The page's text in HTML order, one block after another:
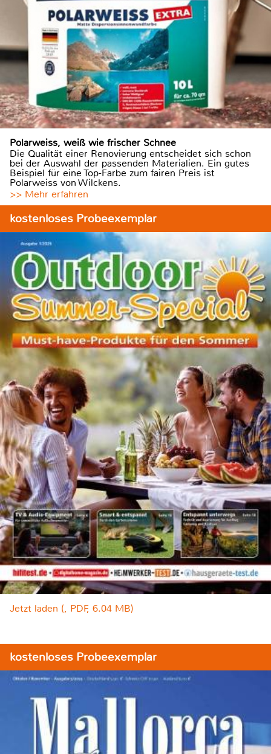
Polarweiss, weiß wie frischer Schnee
Die Qualität einer Renovierung entscheidet sich schon
bei der Auswahl der passenden Materialien. Ein gutes
Beispiel für eine Top-Farbe zum fairen Preis ist
Polarweiss von Wilckens.
>> Mehr erfahren
kostenloses Probeexemplar
Jetzt laden (, PDF, 6.04 MB)
kostenloses Probeexemplar